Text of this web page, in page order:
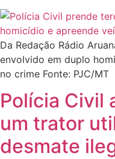
Da Redação Rádio
envolvido em duplo
no crime Fonte: PJC/MT
Polícia Civil
um trator
desmate